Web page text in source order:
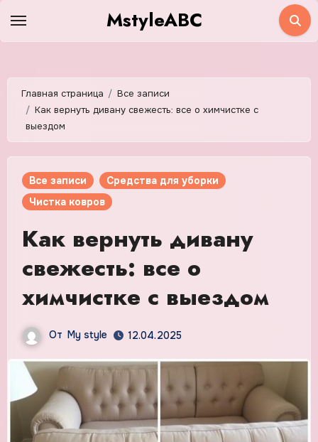
MstyleABC
Главная страница
Все записи
Как вернуть дивану свежесть: все о химчистке с
выездом
Все записи
Средства для уборки
Чистка ковров
Как вернуть дивану
свежесть: все о
химчистке с выездом
От My style 12.04.2025